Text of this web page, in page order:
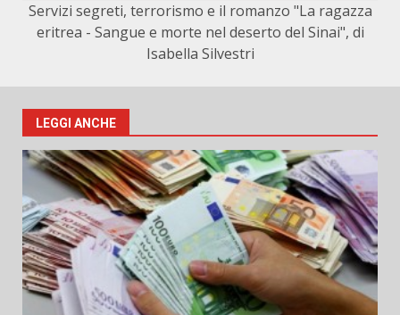
Servizi segreti, terrorismo e il romanzo "La ragazza
eritrea - Sangue e morte nel deserto del Sinai", di
Isabella Silvestri
LEGGI ANCHE